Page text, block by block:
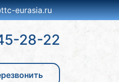
eurasia.ru
28-22